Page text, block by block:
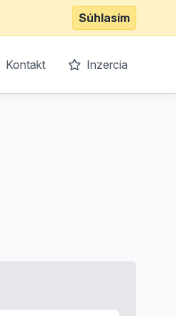
Súhlasím
Kontakt Inzercia